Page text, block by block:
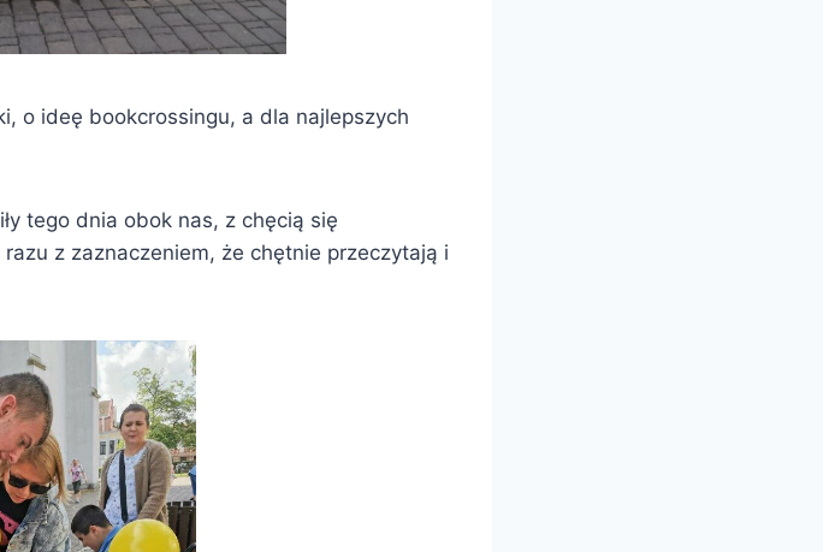
o ideę bookcrossingu, a dla najlepszych
tego dnia obok nas, z chęcią się
z zaznaczeniem, że chętnie przeczytają i